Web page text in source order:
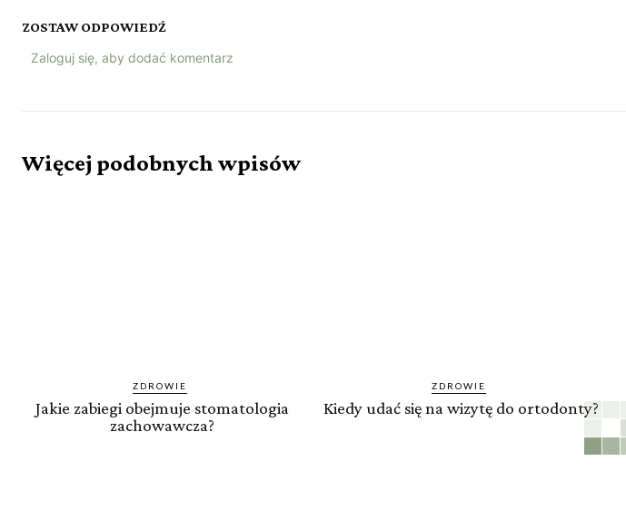
ZOSTAW ODPOWIEDŹ
Zaloguj się, aby dodać komentarz
Więcej podobnych wpisów
ZDROWIE
Jakie zabiegi obejmuje stomatologia
zachowawcza?
ZDROWIE
Kiedy udać się na wizytę do ortodonty?